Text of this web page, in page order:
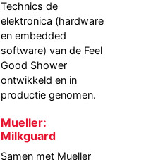
Technics de
elektronica (hardware
en embedded
software) van de Feel
Good Shower
ontwikkeld en in
productie genomen.
Mueller:
Milkguard
Samen met Mueller